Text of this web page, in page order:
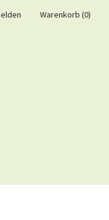
Warenkorb (0)